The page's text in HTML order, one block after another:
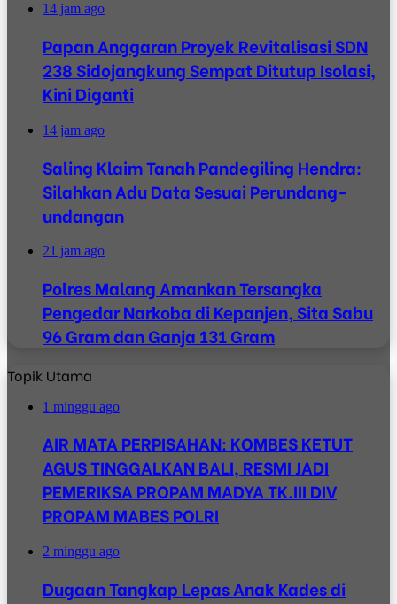
14 jam ago
Papan Anggaran Proyek Revitalisasi SDN
238 Sidojangkung Sempat Ditutup Isolasi,
Kini Diganti
14 jam ago
Saling Klaim Tanah Pandegiling Hendra:
Silahkan Adu Data Sesuai Perundang-
undangan
21 jam ago
Polres Malang Amankan Tersangka
Pengedar Narkoba di Kepanjen, Sita Sabu
96 Gram dan Ganja 131 Gram
Topik Utama
1 minggu ago
AIR MATA PERPISAHAN: KOMBES KETUT
AGUS TINGGALKAN BALI, RESMI JADI
PEMERIKSA PROPAM MADYA TK.III DIV
PROPAM MABES POLRI
2 minggu ago
Dugaan Tangkap Lepas Anak Kades di